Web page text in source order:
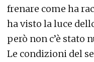
frenare come ha
ha visto la luce
però non c’è stato
Le condizioni del